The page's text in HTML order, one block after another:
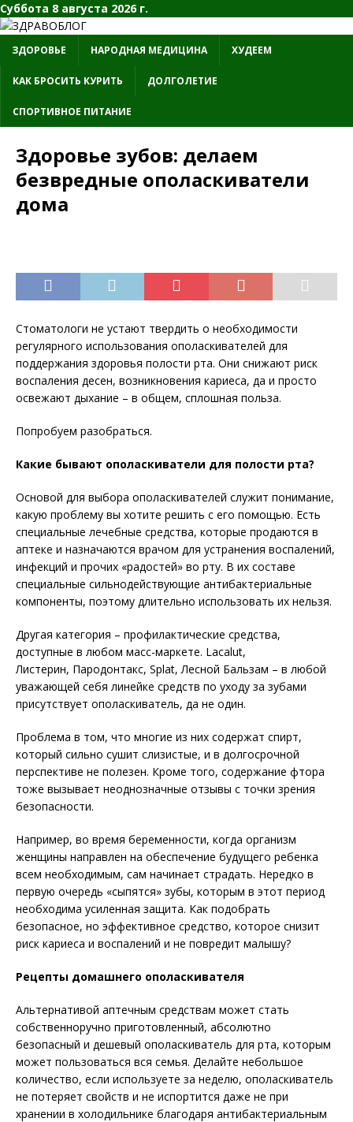
Суббота 8 августа 2026 г.
ЗДОРОВЬЕ НАРОДНАЯ МЕДИЦИНА ХУДЕЕМ
КАК БРОСИТЬ КУРИТЬ ДОЛГОЛЕТИЕ
СПОРТИВНОЕ ПИТАНИЕ
Здоровье зубов: делаем
безвредные ополаскиватели
дома
Стоматологи не устают твердить о необходимости
регулярного использования ополаскивателей для
поддержания здоровья полости рта. Они снижают риск
воспаления десен, возникновения кариеса, да и просто
освежают дыхание – в общем, сплошная польза.
Попробуем разобраться.
Какие бывают ополаскиватели для полости рта?
Основой для выбора ополаскивателей служит понимание,
какую проблему вы хотите решить с его помощью. Есть
специальные лечебные средства, которые продаются в
аптеке и назначаются врачом для устранения воспалений,
инфекций и прочих «радостей» во рту. В их составе
специальные сильнодействующие антибактериальные
компоненты, поэтому длительно использовать их нельзя.
Другая категория – профилактические средства,
доступные в любом масс-маркете. Lacalut,
Листерин, Пародонтакс, Splat, Лесной Бальзам – в любой
уважающей себя линейке средств по уходу за зубами
присутствует ополаскиватель, да не один.
Проблема в том, что многие из них содержат спирт,
который сильно сушит слизистые, и в долгосрочной
перспективе не полезен. Кроме того, содержание фтора
тоже вызывает неоднозначные отзывы с точки зрения
безопасности.
Например, во время беременности, когда организм
женщины направлен на обеспечение будущего ребенка
всем необходимым, сам начинает страдать. Нередко в
первую очередь «сыпятся» зубы, которым в этот период
необходима усиленная защита. Как подобрать
безопасное, но эффективное средство, которое снизит
риск кариеса и воспалений и не повредит малышу?
Рецепты домашнего ополаскивателя
Альтернативой аптечным средствам может стать
собственноручно приготовленный, абсолютно
безопасный и дешевый ополаскиватель для рта, которым
может пользоваться вся семья. Делайте небольшое
количество, если используете за неделю, ополаскиватель
не потеряет свойств и не испортится даже не при
хранении в холодильнике благодаря антибактериальным